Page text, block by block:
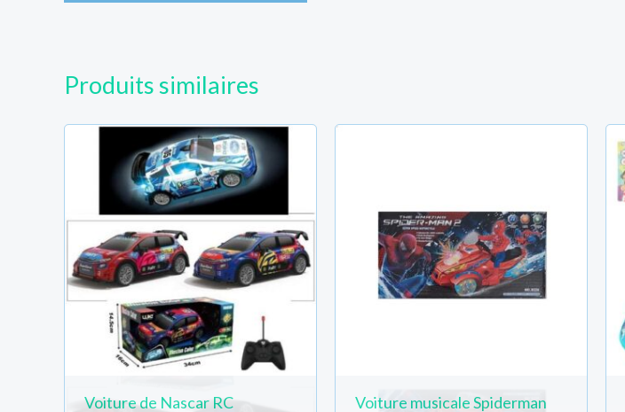
Produits similaires
Voiture de Nascar RC
Voiture musicale Spiderman